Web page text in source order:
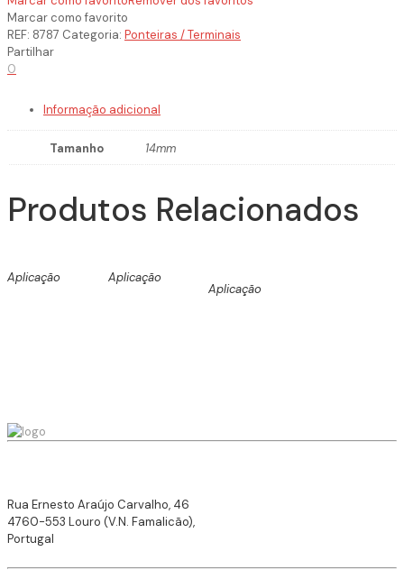
Marcar como favorito
REF: 8787 Categoria: Ponteiras / Terminais
Partilhar
0
Informação adicional
Tamanho 14mm
Produtos Relacionados
Aplicação Aplicação
Aplicação
Rua Ernesto Araújo Carvalho, 46
4760-553 Louro (V.N. Famalicão),
Portugal